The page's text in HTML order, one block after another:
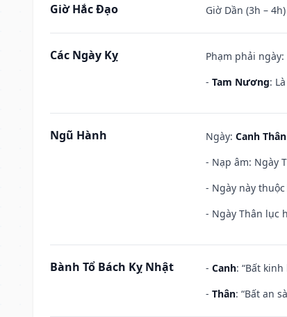
Giờ Hắc Đạo Giờ Dần (3h – 4h)
Các Ngày Kỵ
Phạm phải ngày:
- Tam Nương:
Ngũ Hành Ngày: Canh Thân
- Nạp âm: Ngày
- Ngày này
- Ngày Thân lục
Bành Tổ Bách Kỵ Nhật - Canh: “Bất
- Thân: “Bất an